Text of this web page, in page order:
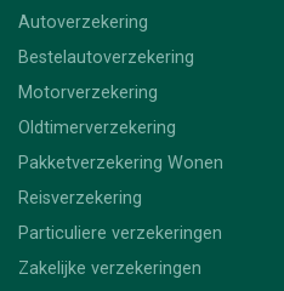
Autoverzekering
Bestelautoverzekering
Motorverzekering
Oldtimerverzekering
Pakketverzekering Wonen
Reisverzekering
Particuliere verzekeringen
Zakelijke verzekeringen